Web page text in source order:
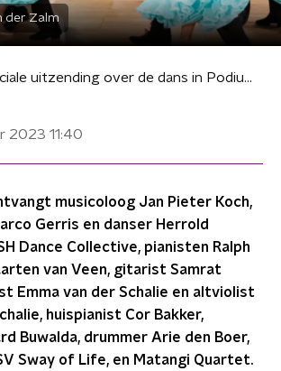
der Zalm
Speciale uitzending over de dans in Podium Klassiek 3 december
2023 11:40
musicoloog Jan Pieter Koch,
Gerris en danser Herrold
Dance Collective, pianisten Ralph
van Veen, gitarist Samrat
Emma van der Schalie en altviolist
huispianist Cor Bakker,
Buwalda, drummer Arie den Boer,
Sway of Life, en Matangi Quartet.